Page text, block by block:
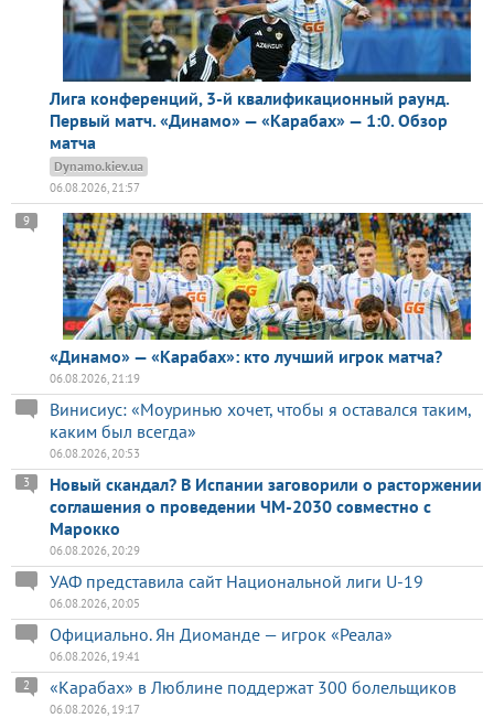
Лига конференций, 3-й квалификационный раунд.
Первый матч. «Динамо» — «Карабах» — 1:0. Обзор
матча
Dynamo.kiev.ua
06.08.2026, 21:57
«Динамо» — «Карабах»: кто лучший игрок матча?
9
06.08.2026, 21:19
Винисиус: «Моуринью хочет, чтобы я оставался таким,
каким был всегда»
06.08.2026, 20:53
Новый скандал? В Испании заговорили о расторжении
соглашения о проведении ЧМ-2030 совместно с
Марокко
3
06.08.2026, 20:29
УАФ представила сайт Национальной лиги U-19
06.08.2026, 20:05
Официально. Ян Диоманде — игрок «Реала»
06.08.2026, 19:41
«Карабах» в Люблине поддержат 300 болельщиков
2
06.08.2026, 19:17